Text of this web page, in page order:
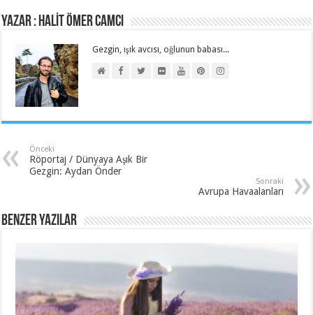
Yazar : HALİT ÖMER CAMCI
Gezgin, ışık avcısı, oğlunun babası...
Önceki
Röportaj / Dünyaya Aşık Bir
Gezgin: Aydan Önder
Sonraki
Avrupa Havaalanları
Benzer Yazılar